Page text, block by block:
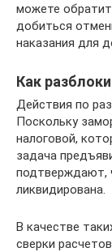
можете
добиться
наказания для
Как
Действия по
Поскольку
налоговой,
задача
подтверждают,
ликвидирована.
В качестве
сверки